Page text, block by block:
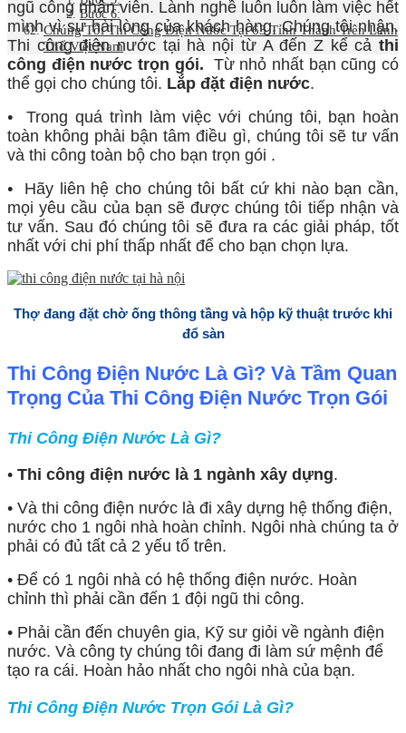
Bước 6:
Chúng Tôi Thi Công Điện Nước Tại 63 Tỉnh Thành Trên Lãnh
Thổ Việt Nam
ngũ công nhân viên. Lành nghề luôn luôn làm việc hết
mình vì sự hài lòng của khách hàng. Chúng tôi nhận.
Thi công điện nước tại hà nội từ A đến Z kể cả thi
công điện nước trọn gói. Từ nhỏ nhất bạn cũng có
thể gọi cho chúng tôi. Lắp đặt điện nước.
•
Trong quá trình làm việc với chúng tôi, bạn hoàn
toàn không phải bận tâm điều gì, chúng tôi sẽ tư vấn
và thi công toàn bộ cho bạn trọn gói .
•
Hãy liên hệ cho chúng tôi bất cứ khi nào bạn cần,
mọi yêu cầu của bạn sẽ được chúng tôi tiếp nhận và
tư vấn. Sau đó chúng tôi sẽ đưa ra các giải pháp, tốt
nhất với chi phí thấp nhất để cho bạn chọn lựa.
Thợ đang đặt chờ ống thông tầng và hộp kỹ thuật trước khi
đổ sàn
Thi Công Điện Nước Là Gì? Và Tầm Quan
Trọng Của Thi Công Điện Nước Trọn Gói
Thi Công Điện Nước Là Gì?
• Thi công điện nước là 1 ngành xây dựng.
• Và thi công điện nước là đi xây dựng hệ thống điện,
nước cho 1 ngôi nhà hoàn chỉnh. Ngôi nhà chúng ta ở
phải có đủ tất cả 2 yếu tố trên.
• Để có 1 ngôi nhà có hệ thống điện nước. Hoàn
chỉnh thì phải cần đến 1 đội ngũ thi công.
• Phải cần đến chuyên gia, Kỹ sư giỏi về ngành điện
nước. Và công ty chúng tôi đang đi làm sứ mệnh để
tạo ra cái. Hoàn hảo nhất cho ngôi nhà của bạn.
Thi Công Điện Nước Trọn Gói Là Gì?